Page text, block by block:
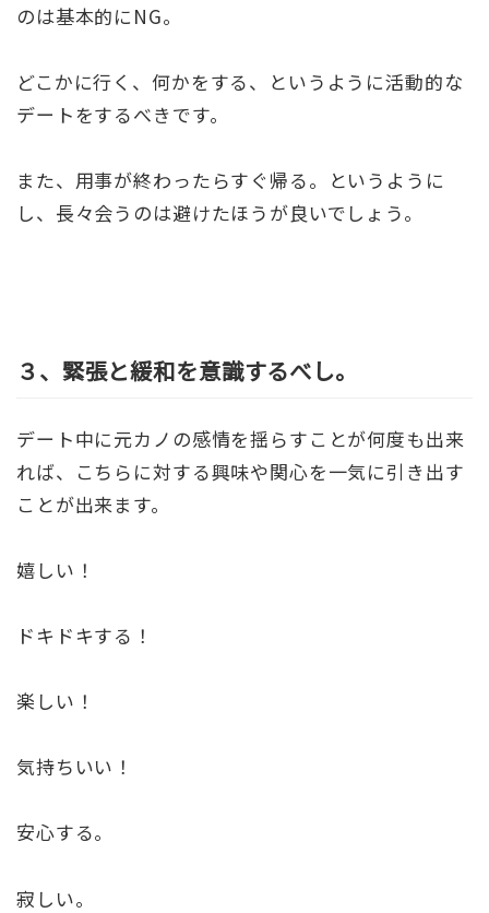
のは基本的にNG。
どこかに行く、何かをする、というように活動的な
デートをするべきです。
また、用事が終わったらすぐ帰る。というように
し、長々会うのは避けたほうが良いでしょう。
３、緊張と緩和を意識するべし。
デート中に元カノの感情を揺らすことが何度も出来
れば、こちらに対する興味や関心を一気に引き出す
ことが出来ます。
嬉しい！
ドキドキする！
楽しい！
気持ちいい！
安心する。
寂しい。